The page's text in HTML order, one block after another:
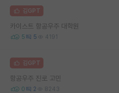
김GPT
카이스트 항공우주 대학원
5 5 4191
김GPT
항공우주 진로 고민
0 2 8243